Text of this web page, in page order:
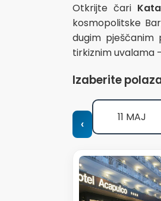
Otkrijte čari
kosmopolitske
dugim pješčanim
tirkiznim uvalama
Izaberite
‹
11 MAJ